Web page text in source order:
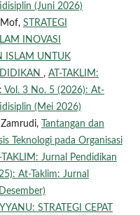
(Juni 2026)
Mof, STRATEGI
INOVASI
ISLAM UNTUK
, AT-TAKLIM:
Vol. 3 No. 5 (2026): At-
(Mei 2026)
Tantangan dan
Teknologi pada Organisasi
TAKLIM: Jurnal Pendidikan
At-Taklim: Jurnal
STRATEGI CEPAT